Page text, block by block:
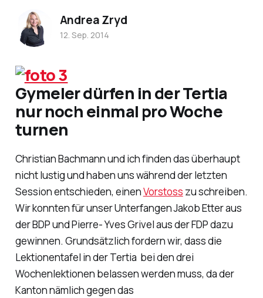
Gymeler dürfen in der Tertia
nur noch einmal pro Woche
turnen
Christian Bachmann und ich finden das überhaupt
nicht lustig und haben uns während der letzten
Session entschieden, einenVorstoss zu schreiben.
Wir konnten für unser Unterfangen Jakob Etter aus
der BDP und Pierre- Yves Grivel aus der FDP dazu
gewinnen. Grundsätzlich fordern wir, dass die
Lektionentafel in der Tertia bei den drei
Wochenlektionen belassen werden muss, da der
Kanton nämlich gegen das
Andrea Zryd
12. Sep. 2014